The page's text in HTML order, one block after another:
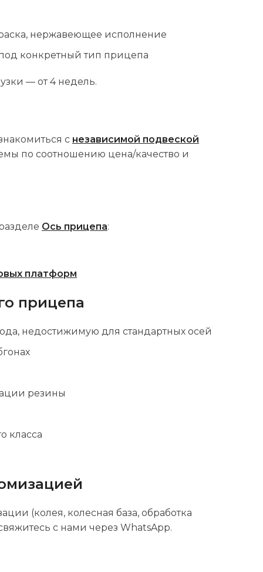
нержавеющее исполнение
конкретный тип прицепа
— от 4 недель.
с независимой подвеской
по соотношению цена/качество и
Ось прицепа:
платформ
прицепа
недостижимую для стандартных осей
резины
класса
(колея, колесная база, обработка
с нами через WhatsApp.